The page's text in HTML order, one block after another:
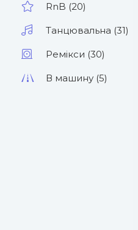
RnB (20)
Танцювальна (31)
Ремікси (30)
В машину (5)